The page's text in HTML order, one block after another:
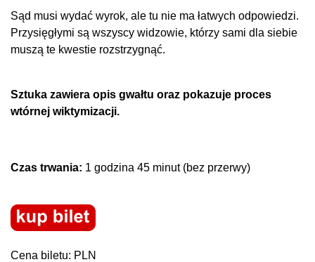
Sąd musi wydać wyrok, ale tu nie ma łatwych odpowiedzi.
Przysięgłymi są wszyscy widzowie, którzy sami dla siebie
muszą te kwestie rozstrzygnąć.
Sztuka zawiera opis gwałtu oraz pokazuje proces
wtórnej wiktymizacji.
Czas trwania: 1 godzina 45 minut (bez przerwy)
Cena biletu: PLN